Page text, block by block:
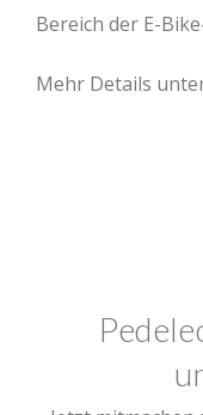
Bereich der E-
­Mehr Details